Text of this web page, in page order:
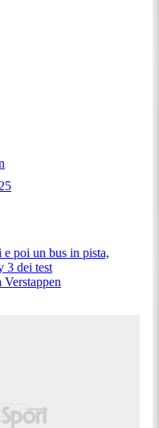
poi un bus in pista,
3 dei test